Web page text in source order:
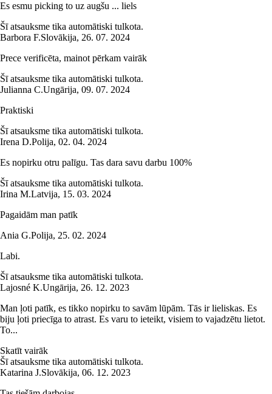
Es esmu picking to uz augšu ... liels
Šī atsauksme tika automātiski tulkota.
Barbora F.Slovākija, 26. 07. 2024
Prece verificēta, mainot pērkam vairāk
Šī atsauksme tika automātiski tulkota.
Julianna C.Ungārija, 09. 07. 2024
Praktiski
Šī atsauksme tika automātiski tulkota.
Irena D.Polija, 02. 04. 2024
Es nopirku otru palīgu. Tas dara savu darbu 100%
Šī atsauksme tika automātiski tulkota.
Irina M.Latvija, 15. 03. 2024
Pagaidām man patīk
Ania G.Polija, 25. 02. 2024
Labi.
Šī atsauksme tika automātiski tulkota.
Lajosné K.Ungārija, 26. 12. 2023
Man ļoti patīk, es tikko nopirku to savām lūpām. Tās ir lieliskas. Es
biju ļoti priecīga to atrast. Es varu to ieteikt, visiem to vajadzētu lietot.
To...
Skatīt vairāk
Šī atsauksme tika automātiski tulkota.
Katarina J.Slovākija, 06. 12. 2023